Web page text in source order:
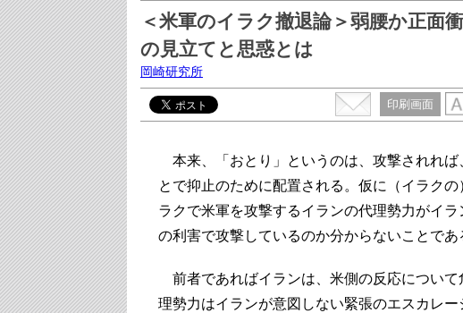
＜米軍のイラク撤退論＞弱腰か正面
の見立てと思惑とは
岡崎研究所
印刷画面
本来、「おとり」というのは、攻撃されれば
とで抑止のために配置される。仮に（イラク
ラクで米軍を攻撃するイランの代理勢力がイ
の利害で攻撃しているのか分からないことであ
前者であればイランは、米側の反応につい
理勢力はイランが意図しない緊張のエスカレ